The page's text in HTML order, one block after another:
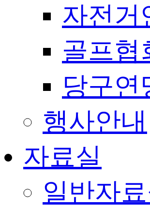
자전거
골프협
당구연
행사안내
자료실
일반자